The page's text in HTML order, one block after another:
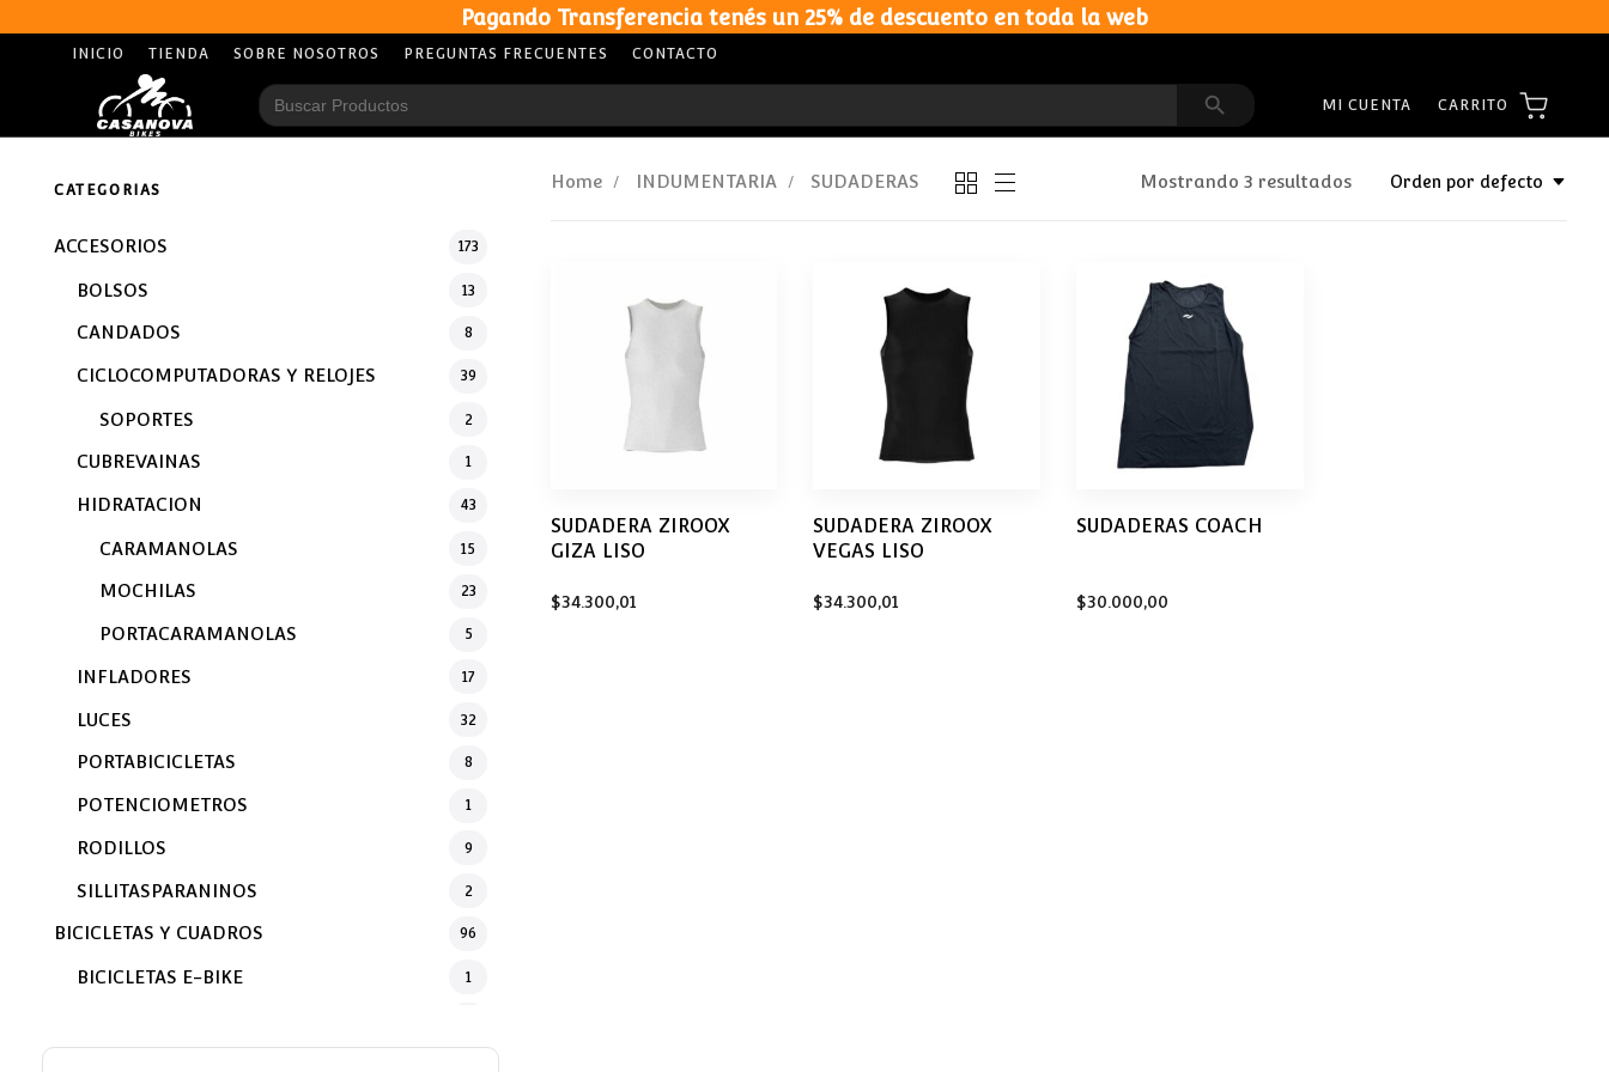
Pagando Transferencia tenés un 25% de descuento en toda la web
INICIO TIENDA SOBRE NOSOTROS PREGUNTAS FRECUENTES CONTACTO
Search
for:
Search Button
MI CUENTA CARRITO
Home INDUMENTARIA SUDADERAS Mostrando 3 resultados Orden por defecto
SUDADERA ZIROOX
GIZA LISO
$34.300,01
SUDADERA ZIROOX
VEGAS LISO
$34.300,01
SUDADERAS COACH
$30.000,00
CATEGORIAS
ACCESORIOS 173
BOLSOS 13
CANDADOS 8
CICLOCOMPUTADORAS Y RELOJES 39
SOPORTES 2
CUBREVAINAS 1
HIDRATACION 43
CARAMANOLAS 15
MOCHILAS 23
PORTACARAMANOLAS 5
INFLADORES 17
LUCES 32
PORTABICICLETAS 8
POTENCIOMETROS 1
RODILLOS 9
SILLITASPARANINOS 2
BICICLETAS Y CUADROS 96
BICICLETAS E-BIKE 1